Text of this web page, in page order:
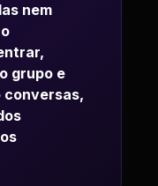
nem
grupo e
conversas,